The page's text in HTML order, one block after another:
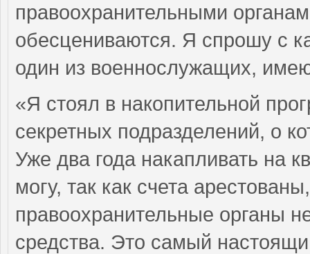
правоохранительными
обесцениваются. Я спрошу с
один из военнослужащих,
«Я стоял в накопительной
секретных подразделений, о
Уже два года накапливать на
могу, так как счета
правоохранительные органы
средства. Это самый